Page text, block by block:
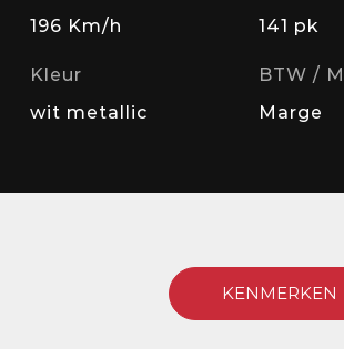
196 Km/h
141 pk
Kleur
wit metallic
BTW /
Marge
KENMERKEN